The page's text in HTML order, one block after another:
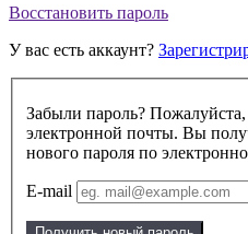
Восстановить пароль
У вас есть аккаунт?
Забыли пароль?
электронной почты. Вы
нового пароля по
E-mail